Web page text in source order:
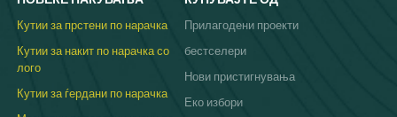
Кутии за прстени по нарачка
Кутии за накит по нарачка со
лого
Кутии за ѓердани по нарачка
Прилагодени проекти
бестселери
Нови пристигнувања
Еко избори